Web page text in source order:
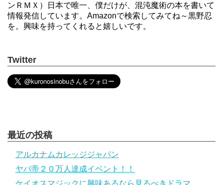
ンＲＭＸ）日本で唯一、僕だけが、混沌魔術の本を書いて
情報発信しています。Amazonで検索してみてね～黒野忍
を。興味を持ってくれると嬉しいです。
Twitter
最近の投稿
アルカナムカレッジジャパン
ヤバ帝２０万人達成イベント！！
ケイオスマジックに興味あるなら見るべきドラマ